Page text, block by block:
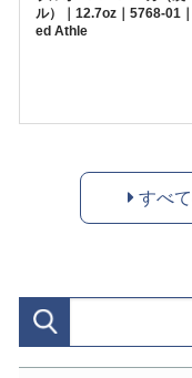
ル）｜12.7oz｜5768-01
ed Athle
すべ